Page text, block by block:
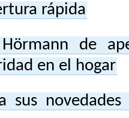
rápida
de
en el hogar
sus